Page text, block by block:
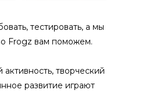
тестировать, а мы
Frogz вам поможем.
творческий
развитие играют